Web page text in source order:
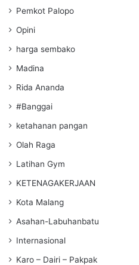
Pemkot Palopo
Opini
harga sembako
Madina
Rida Ananda
#Banggai
ketahanan pangan
Olah Raga
Latihan Gym
KETENAGAKERJAAN
Kota Malang
Asahan-Labuhanbatu
Internasional
Karo – Dairi – Pakpak